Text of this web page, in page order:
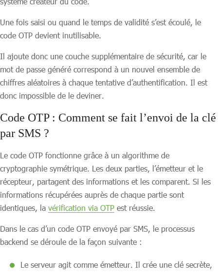
Une fois saisi ou quand le temps de validité s’est écoulé, le
code OTP devient inutilisable.
Il ajoute donc une couche supplémentaire de sécurité, car le
mot de passe généré correspond à un nouvel ensemble de
chiffres aléatoires à chaque tentative d’authentification. Il est
donc impossible de le deviner.
Code OTP : Comment se fait l’envoi de la clé
par SMS ?
Le code OTP fonctionne grâce à un algorithme de
cryptographie symétrique. Les deux parties, l’émetteur et le
récepteur, partagent des informations et les comparent. Si les
informations récupérées auprès de chaque partie sont
identiques, la vérification via OTP est réussie.
Dans le cas d’un code OTP envoyé par SMS, le processus
backend se déroule de la façon suivante :
Le serveur agit comme émetteur. Il crée une clé secrète,